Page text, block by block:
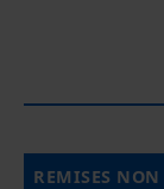
REMISES